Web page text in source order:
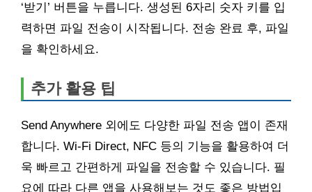
‘받기’ 버튼을 누릅니다. 생성된 6자리 숫자 키를 입
력하면 파일 전송이 시작됩니다. 전송 완료 후, 파일
을 확인하세요.
추가 활용 팁
Send Anywhere 외에도 다양한 파일 전송 앱이 존재
합니다. Wi-Fi Direct, NFC 등의 기능을 활용하여 더
욱 빠르고 간편하게 파일을 전송할 수 있습니다. 필
요에 따라 다른 앱을 사용해보는 것도 좋은 방법입